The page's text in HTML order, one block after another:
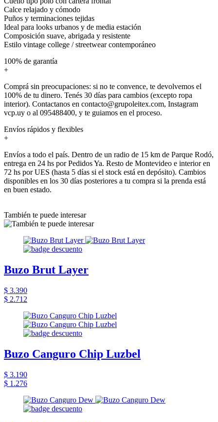
Calce relajado y cómodo
Puños y terminaciones tejidas
Ideal para looks urbanos y de media estación
Composición suave, abrigada y resistente
Estilo vintage college / streetwear contemporáneo
100% de garantía
+
Comprá sin preocupaciones: si no te convence, te devolvemos el
100% de tu dinero. Tenés 30 días para cambios (excepto ropa
interior). Contactanos en contacto@grupoleitex.com, Instagram
vcp.uy o al 095488400, y te guiamos en el proceso.
Envíos rápidos y flexibles
+
Envíos a todo el país. Dentro de un radio de 15 km de Parque Rodó,
entrega en 24 hs por Pedidos Ya. Resto de Montevideo e interior en
72 hs por UES (hasta 5 días si el stock está en depósito). Cambios
disponibles en los 30 días posteriores a tu compra si la prenda está
en buen estado.
También te puede interesar
Buzo Brut Layer
$ 3.390
$ 2.712
Buzo Canguro Chip Luzbel
$ 3.190
$ 1.276